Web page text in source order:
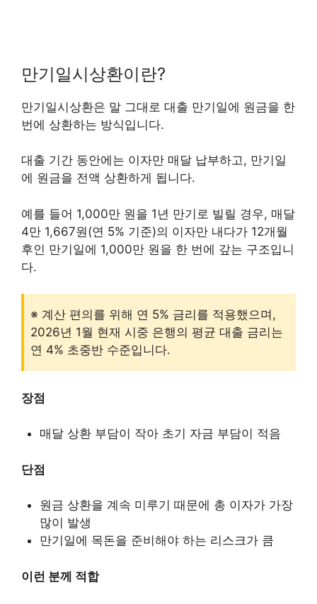
만기일시상환이란?
만기일시상환은 말 그대로 대출 만기일에 원금을 한
번에 상환하는 방식입니다.
대출 기간 동안에는 이자만 매달 납부하고, 만기일
에 원금을 전액 상환하게 됩니다.
예를 들어 1,000만 원을 1년 만기로 빌릴 경우, 매달
4만 1,667원(연 5% 기준)의 이자만 내다가 12개월
후인 만기일에 1,000만 원을 한 번에 갚는 구조입니
다.
※ 계산 편의를 위해 연 5% 금리를 적용했으며,
2026년 1월 현재 시중 은행의 평균 대출 금리는
연 4% 초중반 수준입니다.
장점
매달 상환 부담이 작아 초기 자금 부담이 적음
단점
원금 상환을 계속 미루기 때문에 총 이자가 가장
많이 발생
만기일에 목돈을 준비해야 하는 리스크가 큼
이런 분께 적합